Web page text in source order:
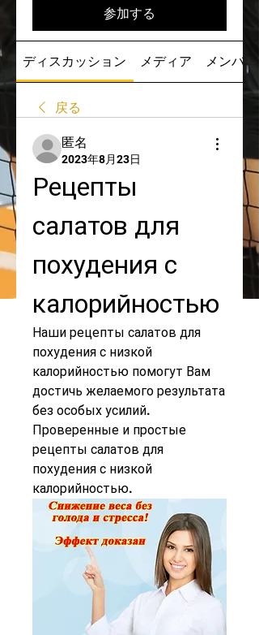
参加する
ディスカッション メディア メンバー
戻る
匿名
2023年8月23日
Рецепты
салатов для
похудения с
калорийностью
Наши рецепты салатов для
похудения с низкой
калорийностью помогут Вам
достичь желаемого результата
без особых усилий.
Проверенные и простые
рецепты салатов для
похудения с низкой
калорийностью.